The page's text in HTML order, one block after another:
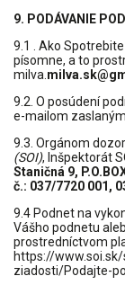
9. PODÁVANIE
9.1 . Ako
písomne, a to
milva.
9.2. O posúdení
e-mailom zaslaným
9.3. Orgánom
(SOI), Inšpektorát
Staničná 9,
č.: 037/7720 001,
9.4 Podnet na
Vášho podnetu
prostredníctvom
https://
ziadosti/Podajte-